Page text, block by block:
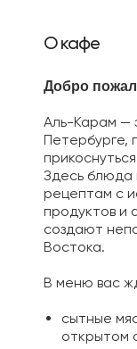
Добро
Аль-Карам —
Петербурге,
Здесь блюда
рецептам с
продуктов и
создают
Востока.
В меню вас
сытные
открытом
О кафе